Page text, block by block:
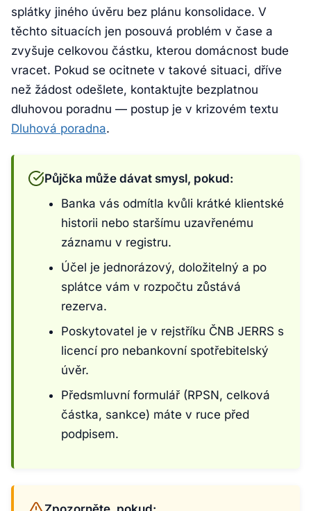
splátky jiného úvěru bez plánu konsolidace. V
těchto situacích jen posouvá problém v čase a
zvyšuje celkovou částku, kterou domácnost bude
vracet. Pokud se ocitnete v takové situaci, dříve
než žádost odešlete, kontaktujte bezplatnou
dluhovou poradnu — postup je v krizovém textu
Dluhová poradna.
Půjčka může dávat smysl, pokud:
Banka vás odmítla kvůli krátké klientské
historii nebo staršímu uzavřenému
záznamu v registru.
Účel je jednorázový, doložitelný a po
splátce vám v rozpočtu zůstává
rezerva.
Poskytovatel je v rejstříku ČNB JERRS s
licencí pro nebankovní spotřebitelský
úvěr.
Předsmluvní formulář (RPSN, celková
částka, sankce) máte v ruce před
podpisem.